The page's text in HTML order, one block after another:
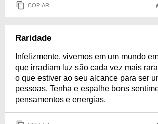
COPIAR
Raridade
Infelizmente, vivemos em um mundo
que irradiam luz são cada vez mais
o que estiver ao seu alcance para ser
pessoas. Tenha e espalhe bons
pensamentos e energias.